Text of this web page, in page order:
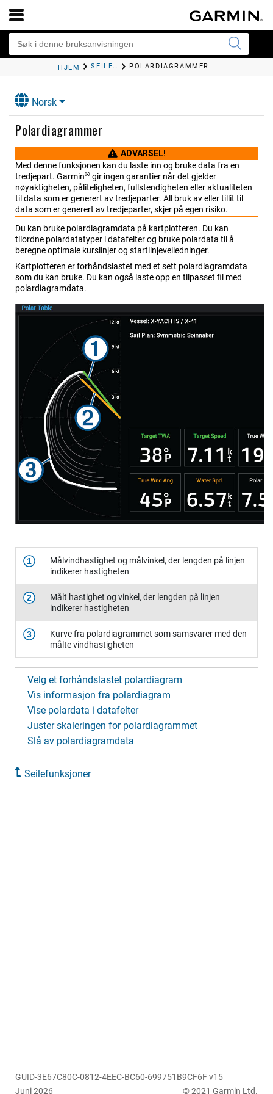
HJEM SEILEFUNKSJONER POLARDIAGRAMMER
Norsk
Polardiagrammer
ADVARSEL!
Med denne funksjonen kan du laste inn og bruke data fra en
tredjepart. Garmin® gir ingen garantier når det gjelder
nøyaktigheten, påliteligheten, fullstendigheten eller aktualiteten
til data som er generert av tredjeparter. All bruk av eller tillit til
data som er generert av tredjeparter, skjer på egen risiko.
Du kan bruke polardiagramdata på kartplotteren. Du kan
tilordne polardatatyper i datafelter og bruke polardata til å
beregne optimale kurslinjer og startlinjeveiledninger.
Kartplotteren er forhåndslastet med et sett polardiagramdata
som du kan bruke. Du kan også laste opp en tilpasset fil med
polardiagramdata.
1
Målvindhastighet og målvinkel, der lengden på linjen
indikerer hastigheten
2
Målt hastighet og vinkel, der lengden på linjen
indikerer hastigheten
3
Kurve fra polardiagrammet som samsvarer med den
målte vindhastigheten
Velg et forhåndslastet polardiagram
Vis informasjon fra polardiagram
Vise polardata i datafelter
Juster skaleringen for polardiagrammet
Slå av polardiagramdata
Seilefunksjoner
GUID-3E67C80C-0812-4EEC-BC60-699751B9CF6F v15
Juni 2026
© 2021 Garmin Ltd.